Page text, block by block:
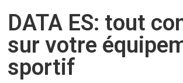
DATA ES: tout
sur votre
sportif